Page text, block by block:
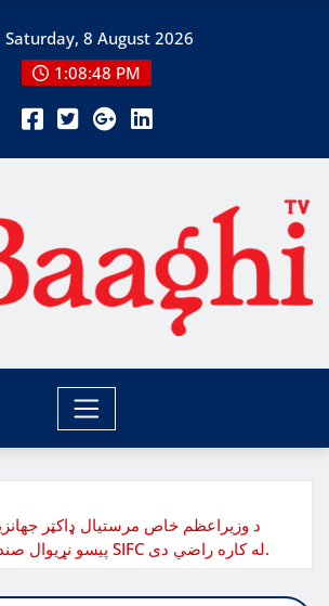
Saturday, 8 August 2026
1:08:48 PM
د وزیراعظم خاص مرستیال ډاکټر
پیسو نړیوال صندوق (آی ایم ایف) د SIFC له کاره راضي دی.